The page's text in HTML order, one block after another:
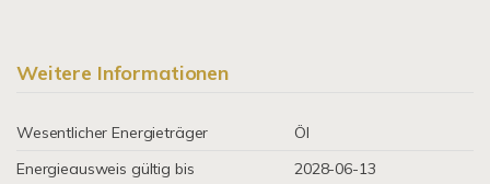
Weitere Informationen
Wesentlicher Energieträger
Öl
Energieausweis gültig bis
2028-06-13